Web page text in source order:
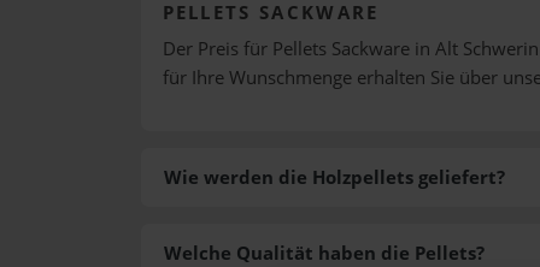
PELLETS SACKWARE
Der Preis für Pellets Sackware in Alt
für Ihre Wunschmenge erhalten Sie über
Wie werden die Holzpellets geliefert?
Welche Qualität haben die Pellets?